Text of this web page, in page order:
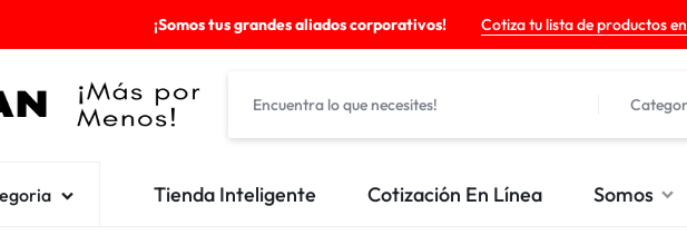
¡Somos tus grandes aliados corporativos! Cotiza tu lista de productos
Tienda Inteligente Cotización En Línea Somos